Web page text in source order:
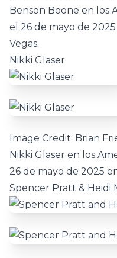
Benson Boone en los
el 26 de mayo de
Vegas.
Nikki Glaser
Image Credit: Brian
Nikki Glaser en los
26 de mayo de 2025
Spencer Pratt & Heidi